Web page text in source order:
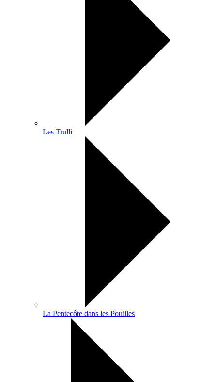
Les Trulli
La Pentecôte dans les Pouilles